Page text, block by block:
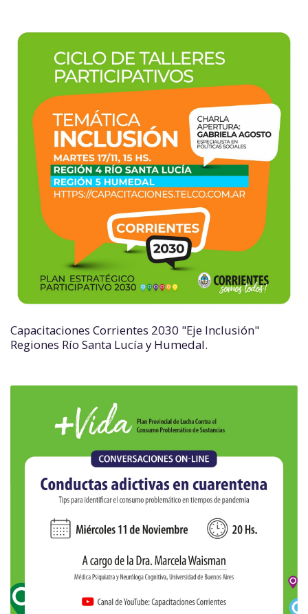
Capacitaciones Corrientes 2030 "Eje Inclusión"
Regiones Río Santa Lucía y Humedal.